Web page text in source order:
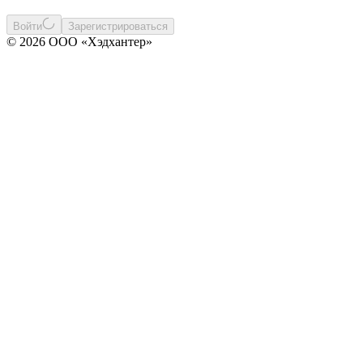
Войти Зарегистрироваться
© 2026 ООО «Хэдхантер»